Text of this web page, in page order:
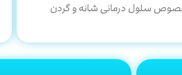
سلول درمانی شانه و گردن